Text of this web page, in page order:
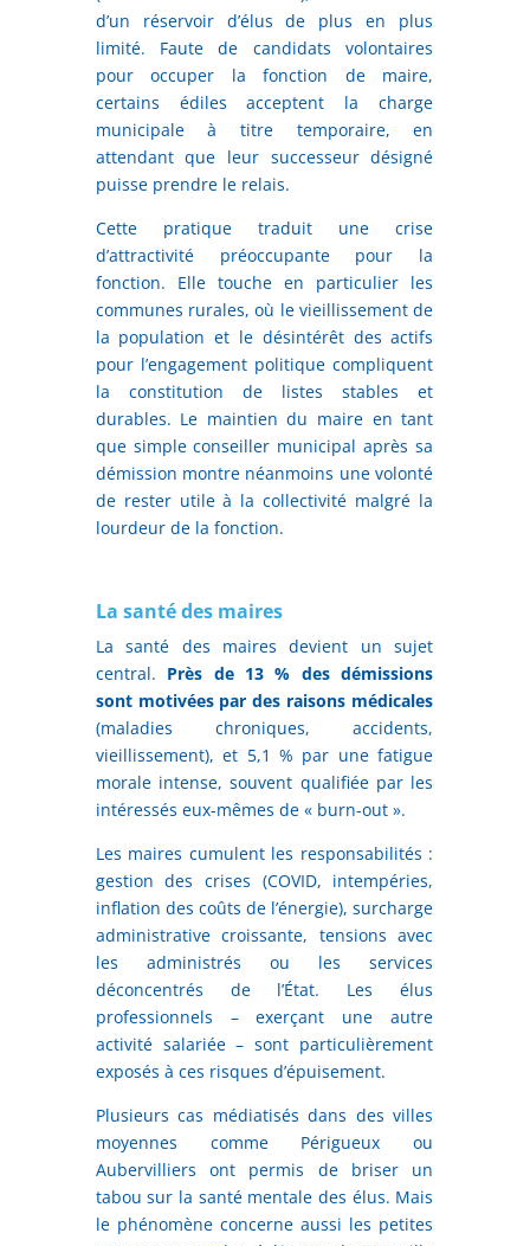
d’un réservoir d’élus de plus en plus
limité. Faute de candidats volontaires
pour occuper la fonction de maire,
certains édiles acceptent la charge
municipale à titre temporaire, en
attendant que leur successeur désigné
puisse prendre le relais.
Cette pratique traduit une crise
d’attractivité préoccupante pour la
fonction. Elle touche en particulier les
communes rurales, où le vieillissement de
la population et le désintérêt des actifs
pour l’engagement politique compliquent
la constitution de listes stables et
durables. Le maintien du maire en tant
que simple conseiller municipal après sa
démission montre néanmoins une volonté
de rester utile à la collectivité malgré la
lourdeur de la fonction.
La santé des maires
La santé des maires devient un sujet
central. Près de 13 % des démissions
sont motivées par des raisons médicales
(maladies chroniques, accidents,
vieillissement), et 5,1 % par une fatigue
morale intense, souvent qualifiée par les
intéressés eux-mêmes de « burn-out ».
Les maires cumulent les responsabilités :
gestion des crises (COVID, intempéries,
inflation des coûts de l’énergie), surcharge
administrative croissante, tensions avec
les administrés ou les services
déconcentrés de l’État. Les élus
professionnels – exerçant une autre
activité salariée – sont particulièrement
exposés à ces risques d’épuisement.
Plusieurs cas médiatisés dans des villes
moyennes comme Périgueux ou
Aubervilliers ont permis de briser un
tabou sur la santé mentale des élus. Mais
le phénomène concerne aussi les petites